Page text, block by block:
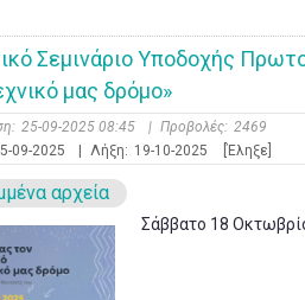
Σεμινάριο Υποδοχής
μας δρόμο»
25-09-2025 08:45 | Προβολές: 2469
09-2025 Λήξη: 19-10-2025 [Έληξε]
αρχεία
Σάββατο 18